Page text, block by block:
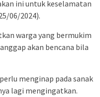
ini untuk keselamatan
06/2024).
warga yang bermukim
akan bencana bila
menginap pada sanak
lagi mengingatkan.